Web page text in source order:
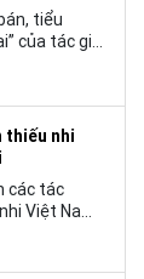
tiểu
của tác giả
1.000 bản
thiếu nhi
các tác
Việt Nam